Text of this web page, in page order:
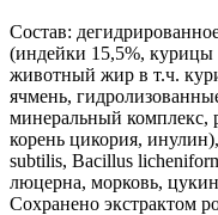
Состав:
(индейки 15,5%, курицы
животный жир в т.ч.
ячмень,
минеральный
корень цикория,
subtilis, Bacillus
люцерна, морковь,
Сохранено экстрактом